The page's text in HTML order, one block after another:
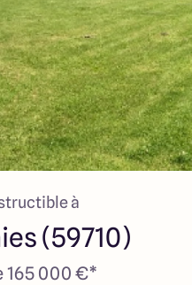
à
(59710)
165 000 €*